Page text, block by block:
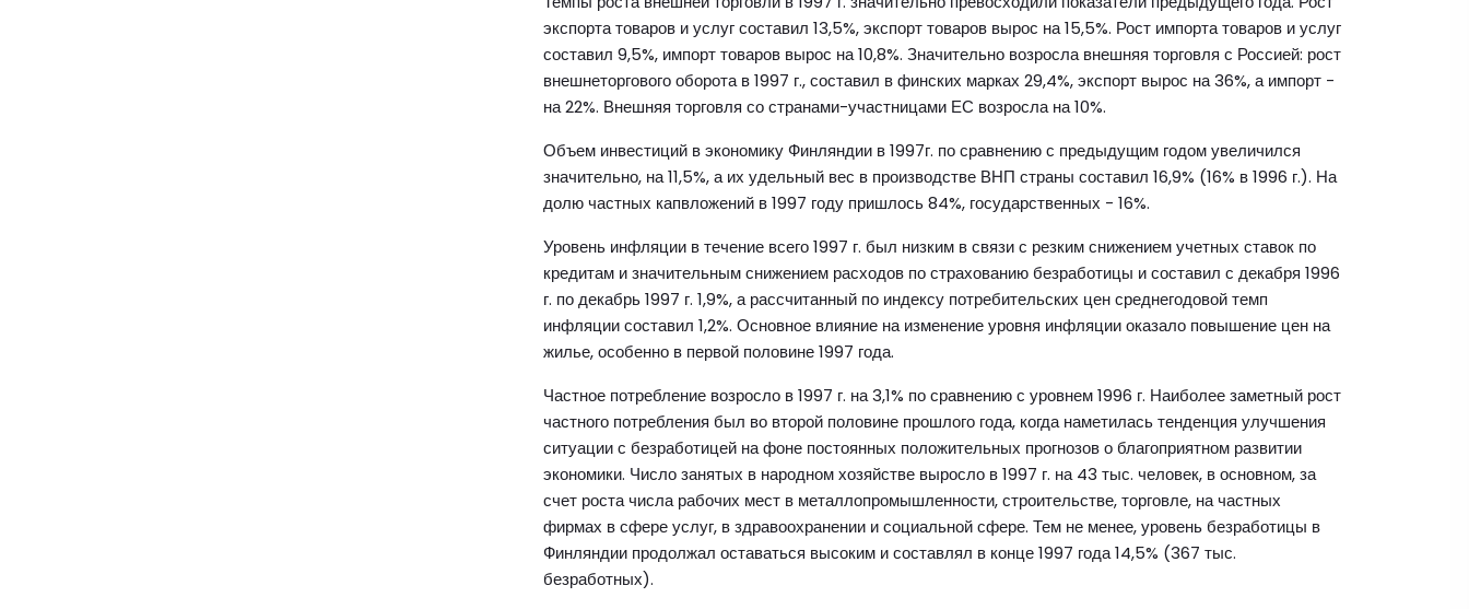
экспорта товаров и услуг составил 13,5%, экспорт товаров вырос на 15,5%. Рост импорта товаров и услуг
составил 9,5%, импорт товаров вырос на 10,8%. Значительно возросла внешняя торговля с Россией: рост
внешнеторгового оборота в 1997 г., составил в финских марках 29,4%, экспорт вырос на 36%, а импорт -
на 22%. Внешняя торговля со странами-участницами ЕС возросла на 10%.
Объем инвестиций в экономику Финляндии в 1997г. по сравнению с предыдущим годом увеличился
значительно, на 11,5%, а их удельный вес в производстве ВНП страны составил 16,9% (16% в 1996 г.). На
долю частных капвложений в 1997 году пришлось 84%, государственных - 16%.
Уровень инфляции в течение всего 1997 г. был низким в связи с резким снижением учетных ставок по
кредитам и значительным снижением расходов по страхованию безработицы и составил с декабря 1996
г. по декабрь 1997 г. 1,9%, а рассчитанный по индексу потребительских цен среднегодовой темп
инфляции составил 1,2%. Основное влияние на изменение уровня инфляции оказало повышение цен на
жилье, особенно в первой половине 1997 года.
Частное потребление возросло в 1997 г. на 3,1% по сравнению с уровнем 1996 г. Наиболее заметный рост
частного потребления был во второй половине прошлого года, когда наметилась тенденция улучшения
ситуации с безработицей на фоне постоянных положительных прогнозов о благоприятном развитии
экономики. Число занятых в народном хозяйстве выросло в 1997 г. на 43 тыс. человек, в основном, за
счет роста числа рабочих мест в металлопромышленности, строительстве, торговле, на частных
фирмах в сфере услуг, в здравоохранении и социальной сфере. Тем не менее, уровень безработицы в
Финляндии продолжал оставаться высоким и составлял в конце 1997 года 14,5% (367 тыс.
безработных).